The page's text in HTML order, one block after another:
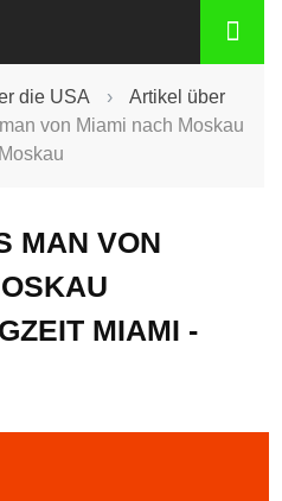
die USA ›
Artikel über
von Miami nach Moskau
MAN VON
MIAMI -